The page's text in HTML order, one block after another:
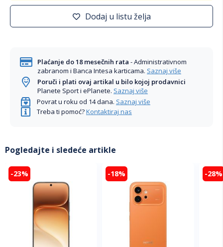
Dodaj u listu želja
Plaćanje do 18 mesečnih rata - Administrativnom
zabranom i Banca Intesa karticama. Saznaj više
Poruči i plati ovaj artikal u bilo kojoj prodavnici
Planete Sport i ePlanete. Saznaj više
Povrat u roku od 14 dana. Saznaj više
Treba ti pomoć?Kontaktiraj nas
Pogledajte i sledeće artikle
-23% -18% -28%